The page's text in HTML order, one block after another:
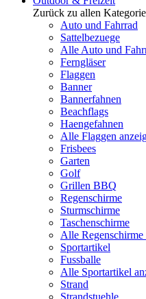
Zurück zu allen
Auto und Fahrrad
Sattelbezuege
Alle Auto und
Ferngläser
Flaggen
Banner
Bannerfahnen
Beachflags
Haengefahnen
Alle Flaggen
Frisbees
Garten
Golf
Grillen BBQ
Regenschirme
Sturmschirme
Taschenschirme
Alle Regenschirme
Sportartikel
Fussballe
Alle Sportartikel
Strand
Strandstuehle